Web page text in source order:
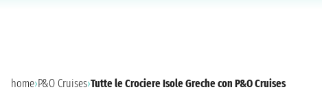
home›P&O Cruises›Tutte le Crociere Isole Greche con P&O Cruises